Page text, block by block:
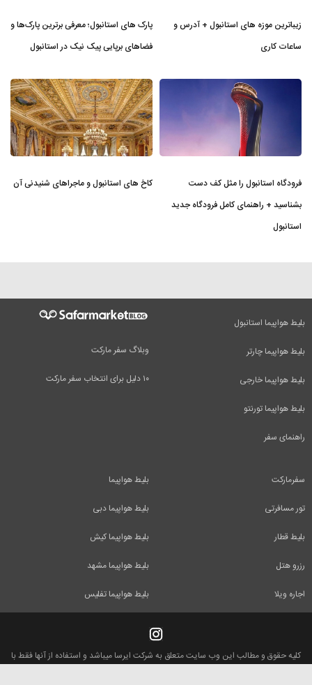
زیباترین موزه‌ های استانبول + آدرس و
ساعات کاری
پارک های استانبول؛ معرفی برترین پارک‌ها و
فضاهای برپایی پیک نیک در استانبول
فرودگاه استانبول را مثل کف دست
بشناسید + راهنمای کامل فرودگاه جدید
استانبول
کاخ های استانبول و ماجراهای شنیدنی آن
وبلاگ سفر مارکت
۱۰ دلیل برای انتخاب سفر مارکت
بلیط هواپیما استانبول
بلیط هواپیما چارتر
بلیط هواپیما خارجی
بلیط هواپیما تورنتو
راهنمای سفر
بلیط هواپیما
بلیط هواپیما دبی
بلیط هواپیما کیش
بلیط هواپیما مشهد
بلیط هواپیما تفلیس
سفرمارکت
تور مسافرتی
بلیط قطار
رزرو هتل
اجاره ویلا
کلیه حقوق و مطالب این وب سایت متعلق به شرکت ایرسا میباشد و استفاده از آنها فقط با